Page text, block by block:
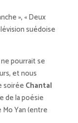
», « Deux
suédoise
pourrait se
et nous
soirée Chantal
de la poésie
Yan (entre